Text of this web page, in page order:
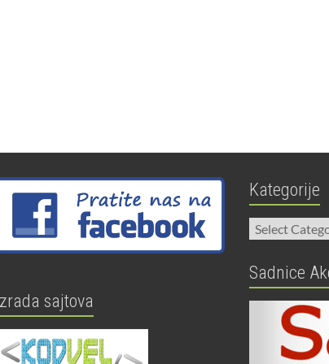
sajtova
Kategorije
Kategorije
Sadnice